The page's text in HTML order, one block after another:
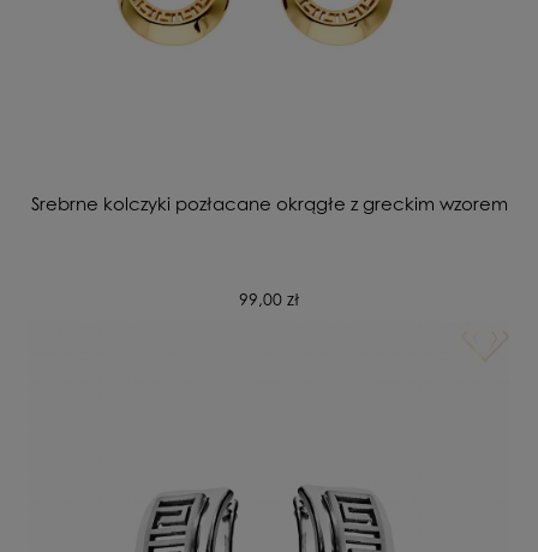
Srebrne kolczyki pozłacane okrągłe z greckim wzorem
99,00 zł